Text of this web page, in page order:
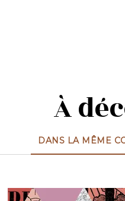
À
DANS LA MÊME